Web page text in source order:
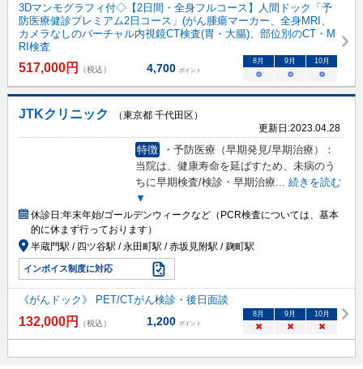
3Dマンモグラフィ付◇【2日間・全身フルコース】人間ドック「予
防医療健診プレミアム2日コース」(がん腫瘍マーカー、全身MRI、
カメラなしのバーチャル内視鏡CT検査(胃・大腸)、部位別のCT・M
RI検査
517,000円 （税込） 4,700 ポイント
8 月 9 月 10月
○ ○ ○
JTKクリニック
（東京都 千代田区）
更新日:2023.04.28
特徴
・予防医療（早期発見/早期治療）：
当院は、健康寿命を延ばすため、未病のう
ちに早期検査/検診・早期治療... 続きを読む
▼
休診日:年末年始/ゴールデンウィークなど（PCR検査については、基本
的に休まず行っております）
半蔵門駅 / 四ツ谷駅 / 永田町駅 / 赤坂見附駅 / 麹町駅
インボイス制度に対応
《がんドック》 PET/CTがん検診・後日面談
132,000円 （税込） 1,200 ポイント
8月 9月 10月
× × ×